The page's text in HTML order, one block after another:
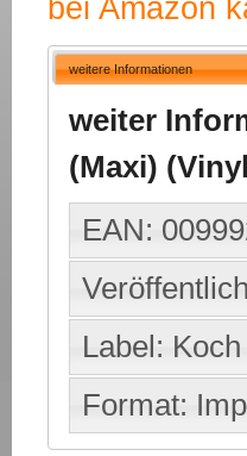
bei Amazon
weitere Informationen
weiter
(Maxi)
EAN:
Label:
Format: